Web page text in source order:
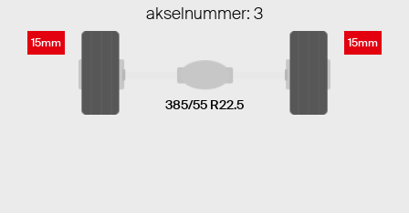
akselnummer: 3
15mm
385/55 R22.5
15mm